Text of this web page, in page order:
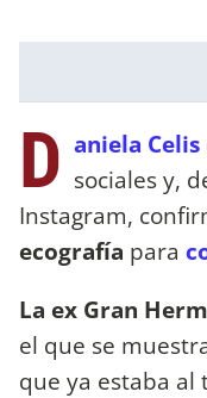
D aniela Celis
sociales y,
Instagram,
ecografía para
La ex Gran
el que se
que ya estaba